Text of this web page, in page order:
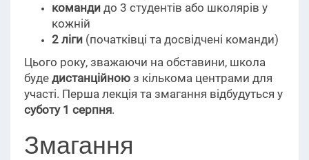
команди до 3 студентів або школярів у
кожній
2 ліги (початківці та досвідчені команди)
Цього року, зважаючи на обставини, школа
буде дистанційною з кількома центрами для
участі. Перша лекція та змагання відбудуться у
суботу 1 серпня.
Змагання